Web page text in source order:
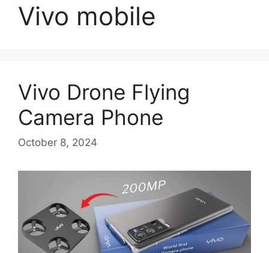
Vivo mobile
Vivo Drone Flying
Camera Phone
October 8, 2024